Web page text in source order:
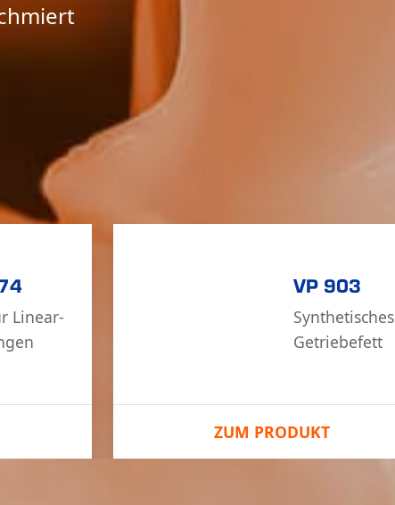
Linear­
VP 903
Syn­the­tisches
Getriebe­fett
ZUM PRODUKT